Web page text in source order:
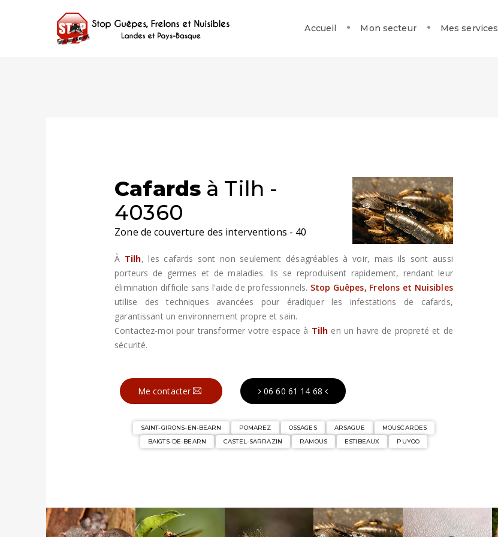
Accueil Mon secteur Mes services
Cafards à Tilh -
40360
Zone de couverture des interventions - 40
À Tilh, les cafards sont non seulement désagréables à voir, mais ils sont aussi
porteurs de germes et de maladies. Ils se reproduisent rapidement, rendant leur
élimination difficile sans l'aide de professionnels. Stop Guêpes, Frelons et Nuisibles
utilise des techniques avancées pour éradiquer les infestations de cafards,
garantissant un environnement propre et sain.
Contactez-moi pour transformer votre espace à Tilh en un havre de propreté et de
sécurité.
Me contacter 06 60 61 14 68
SAINT-GIRONS-EN-BEARN POMAREZ OSSAGES ARSAGUE
MOUSCARDES
BAIGTS-DE-BEARN
CASTEL-SARRAZIN RAMOUS ESTIBEAUX PUYOO